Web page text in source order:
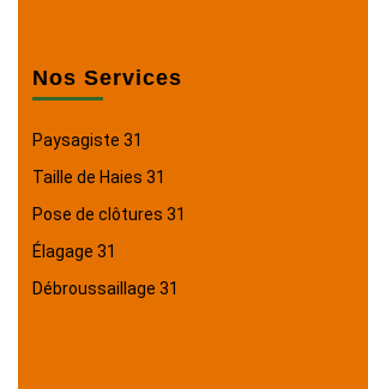
Nos Services
Paysagiste 31
Taille de Haies 31
Pose de clôtures 31
Élagage 31
Débroussaillage 31